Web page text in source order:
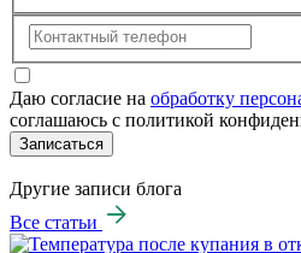
Даю согласие на обработку
соглашаюсь с политикой
Записаться
Другие записи блога
Все статьи